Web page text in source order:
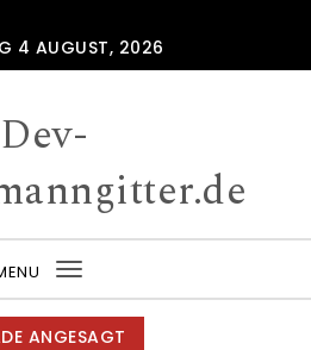
4 AUGUST, 2026
Dev-
Toggle
navigation
ANGESAGT